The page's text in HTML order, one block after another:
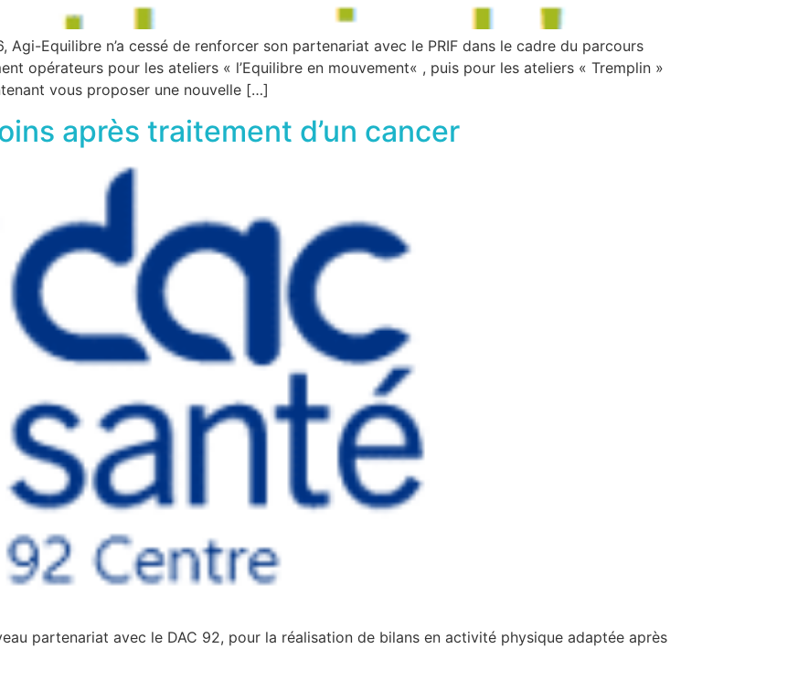
Agi-Equilibre n’a cessé de renforcer son partenariat avec le PRIF dans le cadre du parcours
opérateurs pour les ateliers « l’Equilibre en mouvement« , puis pour les ateliers « Tremplin »
vous proposer une nouvelle […]
après traitement d’un cancer
partenariat avec le DAC 92, pour la réalisation de bilans en activité physique adaptée après